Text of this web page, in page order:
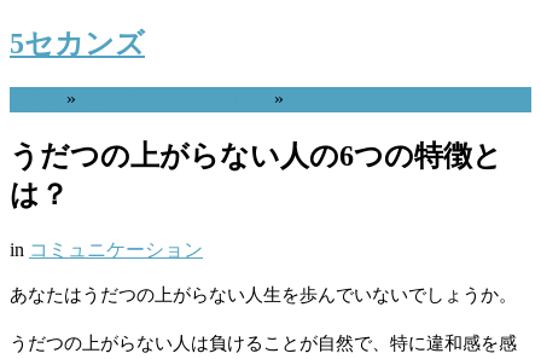
5セカンズ
» »
うだつの上がらない人の6つの特徴と
は？
in コミュニケーション
あなたはうだつの上がらない人生を歩んでいないでしょうか。
うだつの上がらない人は負けることが自然で、特に違和感を感